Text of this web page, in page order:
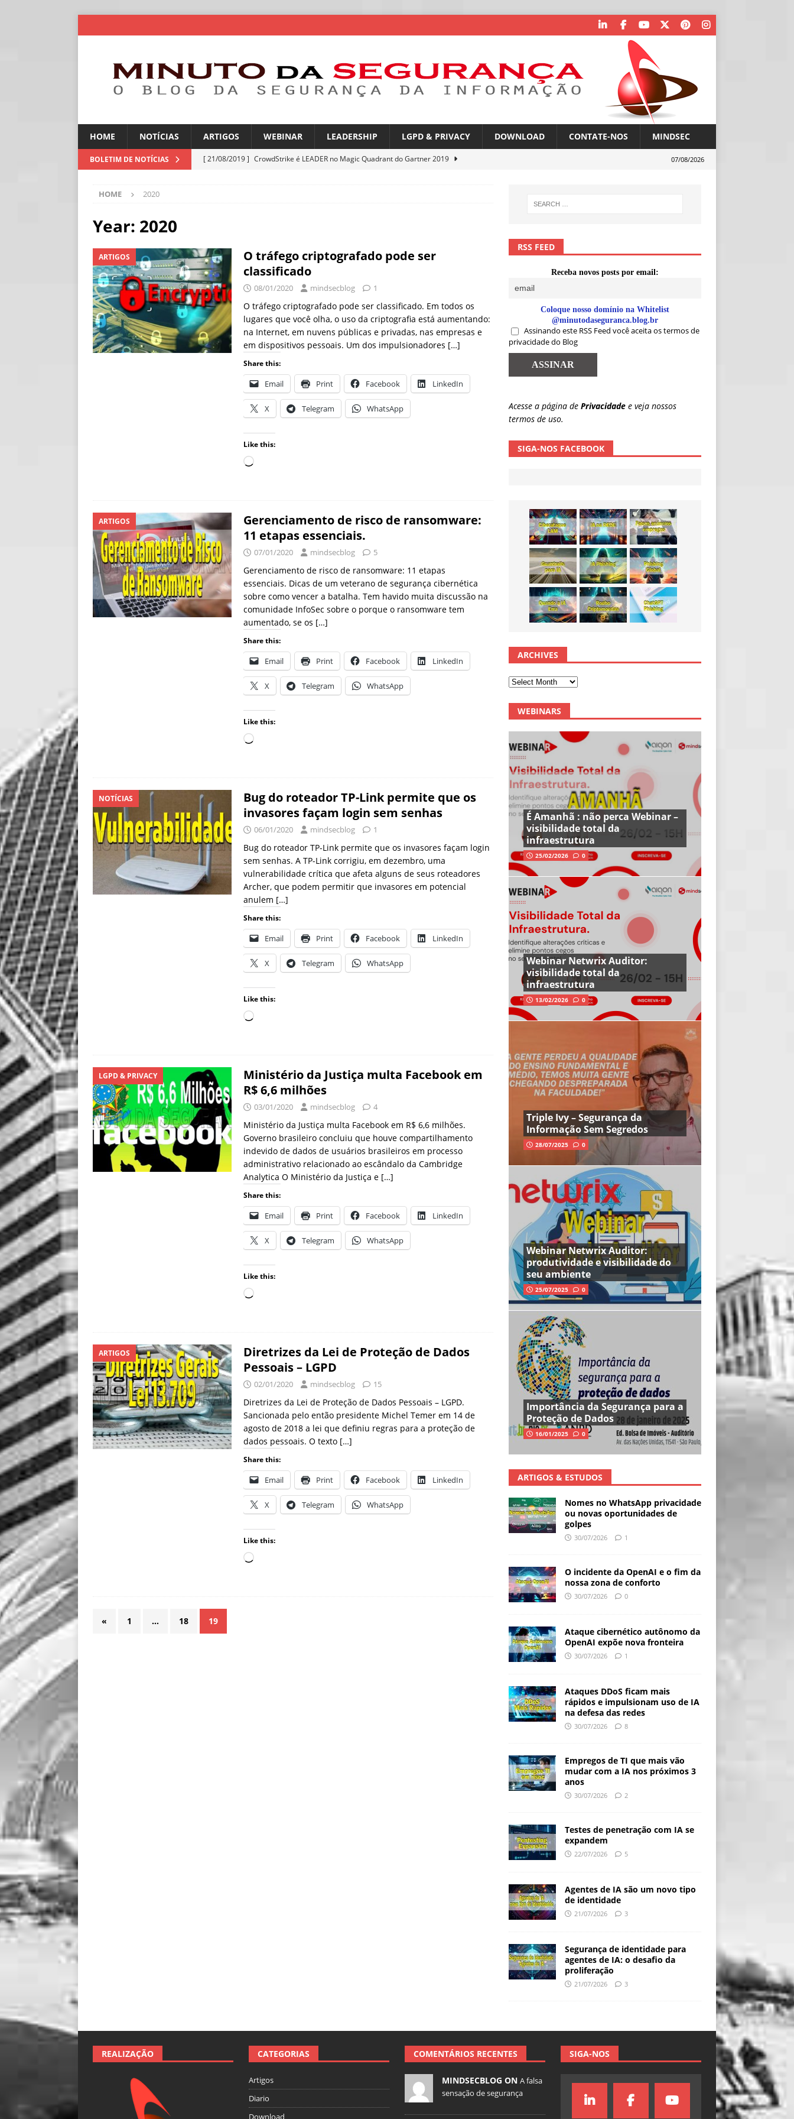
HOME NOTÍCIAS ARTIGOS WEBINAR LEADERSHIP LGPD & PRIVACY DOWNLOAD CONTATE-NOS MINDSEC
BOLETIM DE NOTÍCIAS [ 21/08/2019 ] CrowdStrike é LEADER no Magic Quadrant do Gartner 2019
NOTÍCIAS
[ 06/08/2026 ]
NOTÍCIAS
[ 06/08/2026 ] Sem guardrails, a autonomia da IA se torna um risco
NOTÍCIAS
[ 06/08/2026 ]
IA eleva taxa de sucesso de phishing para 54% NOTÍCIAS
07/08/2026
HOME 2020
Year: 2020
ARTIGOS
O tráfego criptografado pode ser
classificado
08/01/2020 mindsecblog 1
O tráfego criptografado pode ser classificado. Em todos os
lugares que você olha, o uso da criptografia está aumentando:
na Internet, em nuvens públicas e privadas, nas empresas e
em dispositivos pessoais. Um dos impulsionadores […]
Share this:
Email Print Facebook LinkedIn
X Telegram WhatsApp
Like this:
ARTIGOS
Gerenciamento de risco de ransomware:
11 etapas essenciais.
07/01/2020 mindsecblog 5
Gerenciamento de risco de ransomware: 11 etapas
essenciais. Dicas de um veterano de segurança cibernética
sobre como vencer a batalha. Tem havido muita discussão na
comunidade InfoSec sobre o porque o ransomware tem
aumentado, se os […]
Share this:
Email Print Facebook LinkedIn
X Telegram WhatsApp
Like this:
NOTÍCIAS
Bug do roteador TP-Link permite que os
invasores façam login sem senhas
06/01/2020 mindsecblog 1
Bug do roteador TP-Link permite que os invasores façam login
sem senhas. A TP-Link corrigiu, em dezembro, uma
vulnerabilidade crítica que afeta alguns de seus roteadores
Archer, que podem permitir que invasores em potencial
anulem […]
Share this:
Email Print Facebook LinkedIn
X Telegram WhatsApp
Like this:
LGPD & PRIVACY
Ministério da Justiça multa Facebook em
R$ 6,6 milhões
03/01/2020 mindsecblog 4
Ministério da Justiça multa Facebook em R$ 6,6 milhões.
Governo brasileiro concluiu que houve compartilhamento
indevido de dados de usuários brasileiros em processo
administrativo relacionado ao escândalo da Cambridge
Analytica O Ministério da Justiça e […]
Share this:
Email Print Facebook LinkedIn
X Telegram WhatsApp
Like this:
ARTIGOS
Diretrizes da Lei de Proteção de Dados
Pessoais – LGPD
02/01/2020 mindsecblog 15
Diretrizes da Lei de Proteção de Dados Pessoais – LGPD.
Sancionada pelo então presidente Michel Temer em 14 de
agosto de 2018 a lei que definiu regras para a proteção de
dados pessoais. O texto […]
Share this:
Email Print Facebook LinkedIn
X Telegram WhatsApp
Like this:
« 1 … 18 19
RSS FEED
Receba novos posts por email:
Coloque nosso domínio na Whitelist
@minutodaseguranca.blog.br
Assinando este RSS Feed você aceita os termos de
privacidade do Blog
Acesse a página de Privacidade e veja nossos
termos de uso.
SIGA-NOS FACEBOOK
ARCHIVES
WEBINARS
É Amanhã : não perca Webinar –
visibilidade total da
infraestrutura
25/02/2026 0
Webinar Netwrix Auditor:
visibilidade total da
infraestrutura
13/02/2026 0
Triple Ivy – Segurança da
Informação Sem Segredos
28/07/2025 0
Webinar Netwrix Auditor:
produtividade e visibilidade do
seu ambiente
25/07/2025 0
Importância da Segurança para a
Proteção de Dados
16/01/2025 0
ARTIGOS & ESTUDOS
Nomes no WhatsApp privacidade
ou novas oportunidades de
golpes
30/07/2026 1
O incidente da OpenAI e o fim da
nossa zona de conforto
30/07/2026 0
Ataque cibernético autônomo da
OpenAI expõe nova fronteira
30/07/2026 1
Ataques DDoS ficam mais
rápidos e impulsionam uso de IA
na defesa das redes
30/07/2026 8
Empregos de TI que mais vão
mudar com a IA nos próximos 3
anos
30/07/2026 2
Testes de penetração com IA se
expandem
22/07/2026 5
Agentes de IA são um novo tipo
de identidade
21/07/2026 3
Segurança de identidade para
agentes de IA: o desafio da
proliferação
21/07/2026 3
REALIZAÇÃO CATEGORIAS
Artigos
Diario
Download
COMENTÁRIOS RECENTES
MINDSECBLOG ON A falsa
sensação de segurança
SIGA-NOS